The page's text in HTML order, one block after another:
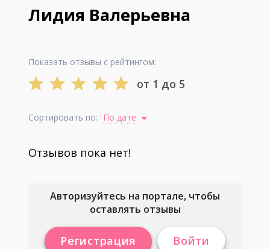
Лидия Валерьевна
Показать отзывы с рейтингом:
от 1 до 5
Сортировать по: По дате
Отзывов пока нет!
Авторизуйтесь на портале, чтобы
оставлять отзывы
Регистрация Войти